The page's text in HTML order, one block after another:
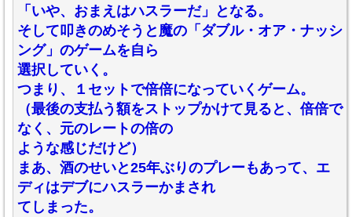
「いや、おまえはハスラーだ」となる。
そして叩きのめそうと魔の「ダブル・オア・ナッシ
ング」のゲームを自ら
選択していく。
つまり、１セットで倍倍になっていくゲーム。
（最後の支払う額をストップかけて見ると、倍倍で
なく、元のレートの倍の
ような感じだけど）
まあ、酒のせいと25年ぶりのプレーもあって、エ
ディはデブにハスラーかまされ
てしまった。